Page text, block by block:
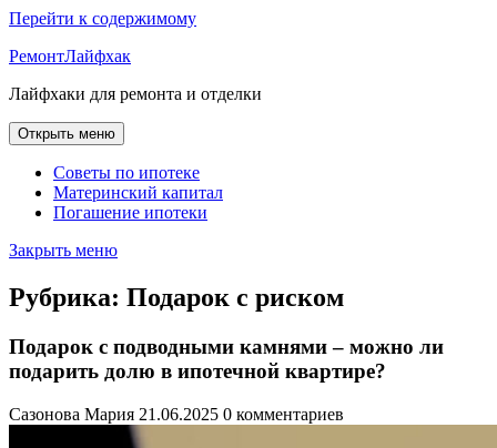
Перейти к содержимому
РемонтЛайфхак
Лайфхаки для ремонта и отделки
Открыть меню
Советы по ипотеке
Материнский капитал
Погашение ипотеки
Закрыть меню
Рубрика: Подарок с риском
Подарок с подводными камнями – можно ли
подарить долю в ипотечной квартире?
Сазонова Мария 21.06.2025 0 комментариев